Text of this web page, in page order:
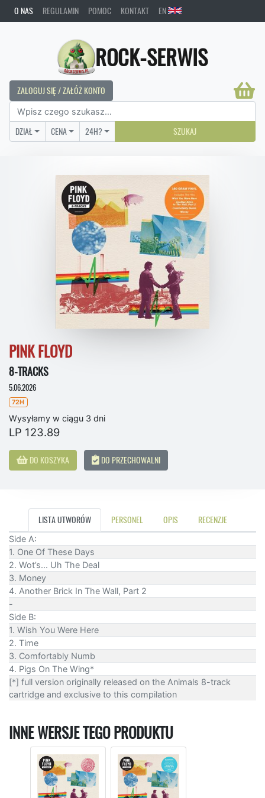
O NAS REGULAMIN POMOC KONTAKT EN
ROCK-SERWIS
ZALOGUJ SIĘ / ZAŁÓŻ KONTO
DZIAŁ CENA 24H? SZUKAJ
PINK FLOYD
8-TRACKS
5.06.2026
72H
Wysyłamy w ciągu 3 dni
LP 123.89
DO KOSZYKA DO PRZECHOWALNI
LISTA UTWORÓW PERSONEL OPIS RECENZJE
Side A:
1. One Of These Days
2. Wot’s... Uh The Deal
3. Money
4. Another Brick In The Wall, Part 2
-
Side B:
1. Wish You Were Here
2. Time
3. Comfortably Numb
4. Pigs On The Wing*
[*] full version originally released on the Animals 8-track
cartridge and exclusive to this compilation
INNE WERSJE TEGO PRODUKTU